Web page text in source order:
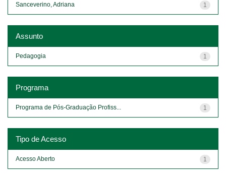
1
Sanceverino, Adriana
Assunto
1
Pedagogia
Programa
1
Programa de Pós-Graduação Profiss...
Tipo de Acesso
1
Acesso Aberto